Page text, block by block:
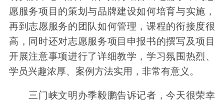
愿服务项目的策划与品牌建设如何培育与实施，
再到志愿服务的团队如何管理，课程的衔接度很
高，同时还对志愿服务项目申报书的撰写及项目
开展注意事项进行了详细教学，学习氛围热烈、
学员兴趣浓厚、案例方法实用，非常有意义。
三门峡文明办季毅鹏告诉记者，今天很荣幸